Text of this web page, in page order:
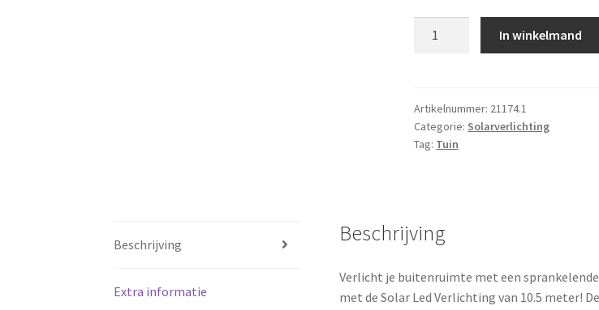
10.5
meter
-
Multicolor
USB
oplaadbaar
In winkelmand
Artikelnummer: 21174.1
Categorie: Solarverlichting
Tag: Tuin
Beschrijving
Extra informatie
Beschrijving
Verlicht je buitenruimte met een
met de Solar Led Verlichting van 10.5 meter!